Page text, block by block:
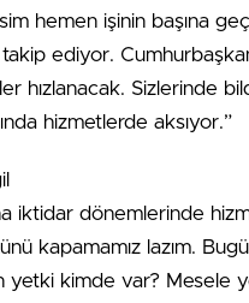
hemen işinin başına
ediyor.
hızlanacak. Sizlerinde
hizmetlerde aksıyor.”
iktidar dönemlerinde
kapamamız lazım.
yetki kimde var? Mesele